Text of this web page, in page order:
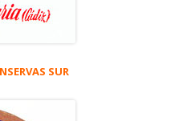
SUR